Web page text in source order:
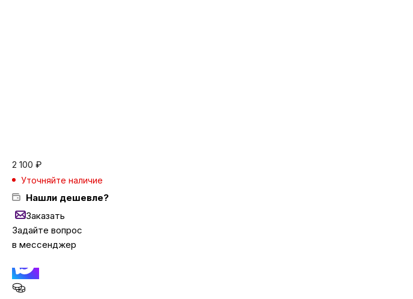
ТВ и проекторы
Бытовая техника
2 100 ₽
Уточняйте наличие
Нашли дешевле?
Заказать
Задайте вопрос
в мессенджер